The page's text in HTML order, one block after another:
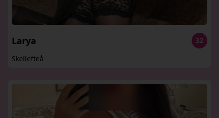
Larya
32
Skellefteå